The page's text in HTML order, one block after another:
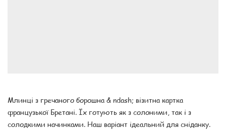
Млинці з гречаного борошна & ndash; візитна картка
французької Бретані. Їх готують як з солоними, так і з
солодкими начинками. Наш варіант ідеальний для сніданку.